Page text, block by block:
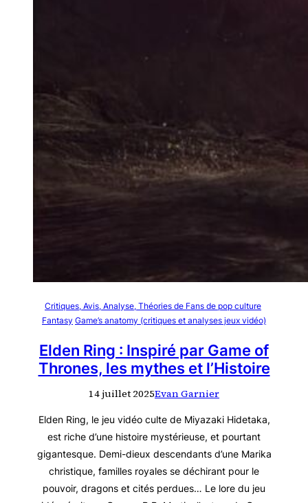
Critiques, Avis, Analyse, Théories de Fans de pop culture
Fantasy Game’s anatomy (critiques et analyses jeux vidéo)
Elden Ring : Inspiré par Game of
Thrones, les mythes et l’Histoire
14 juillet 2025Evan Garnier
Elden Ring, le jeu vidéo culte de Miyazaki Hidetaka,
est riche d’une histoire mystérieuse, et pourtant
gigantesque. Demi-dieux descendants d’une Marika
christique, familles royales se déchirant pour le
pouvoir, dragons et cités perdues… Le lore du jeu